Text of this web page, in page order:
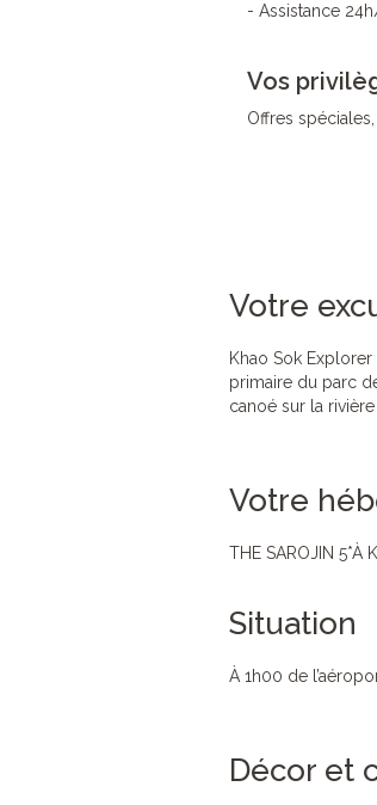
- Assistance
Vos
Offres
Votre
Khao Sok
primaire du parc
canoé sur la
Votre
THE SAROJIN
Situation
À 1h00 de
Décor et